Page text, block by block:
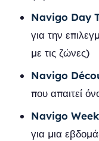
Navigo Day
για την
με τις ζώνες)
Navigo
που απαιτεί
Navigo
για μια